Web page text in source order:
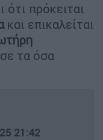
πρόκειται
και επικαλείται
τα όσα
21:42